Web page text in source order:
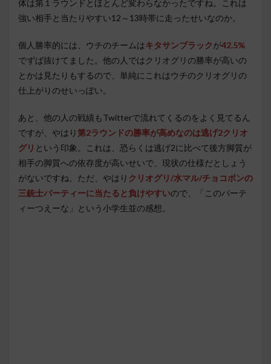
体は第１ラウンドとほとんど変わらなかったですね。これは
強い相手と当たりやすい12～13時帯に走ったせいなのか。
個人勝率的には、ウチのチームはキタサンブラックが42.5%
でずば抜けてました。他の人ではクリオグリの勝率が高いの
とかは見たりもするので、単純にこれはウチのクリオグリの
仕上がりのせいっぽい。
あと、他の人の戦績もTwitterで流れてくるのをよく見てるん
ですが、やはり第2ラウンドの勝率が高めなのは逃げ2クリオ
グリ という印象。これは、恐らくは逃げ2に比べて後方脚質が
相手の脚質への依存度が高いせいで、現状の仕様だとしょう
がないですね。ただ、やはり クリオグリ/水マル/チョコボンの
三銃士パーティーに当たると負けやすいので、「このパーテ
ィーつえーな」という小学生並の感想。